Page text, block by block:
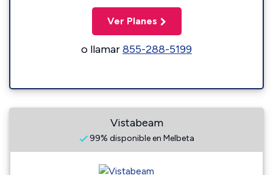
Ver Planes
o llamar855-288-5199
Vistabeam
99% disponible en Melbeta